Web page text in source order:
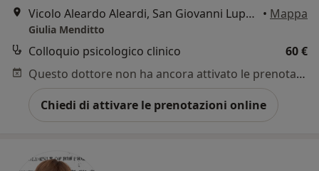
Vicolo Aleardo Aleardi, San Giovanni Lupatoto VR, Italia, San Giovanni Lupatoto • Mappa
Giulia Menditto
Colloquio psicologico clinico
60 €
Questo dottore non ha ancora attivato le prenotazioni online presso questo indirizzo.
Chiedi di attivare le prenotazioni online